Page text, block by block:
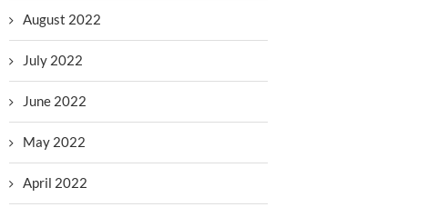
August 2022
July 2022
June 2022
May 2022
April 2022